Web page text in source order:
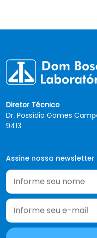
Diretor Técnico
Dr. Possídio Gomes
9413
Assine nossa newsletter